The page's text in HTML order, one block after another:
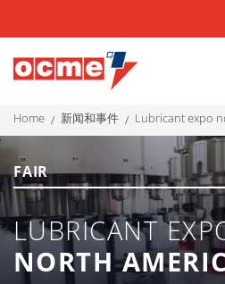
home 新闻和事件 lubricant expo
FAIR
LUBRICANT
NORTH